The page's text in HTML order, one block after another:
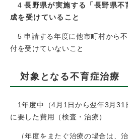
4長野県が実施する「長野県不
成を受けていること
5 申請する年度に他市町村から
付を受けていないこと
対象となる不育症治療
1年度中（4月1日から翌年3月31
に要した費用（検査・治療）
（年度をまたぐ治療の場合は、